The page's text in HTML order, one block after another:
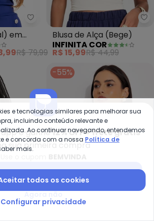
Quintess - Blusa (Azul Royal)
em
R$ 79,99
Blusa de Alça (Bege)
INFINITA COR
R$ 15,99R$ 44,99
Rovitex - Blusa Feminina de
-55%
e ganhe12% OFF + frete grátis
sua primeira compra
e tecnologias similares para melhorar sua
incluindo conteúdo relevante e
Ao continuar navegando, entendemos
e concorda com a nossa Política de
mais.
todos os cookies
Configurar privacidade